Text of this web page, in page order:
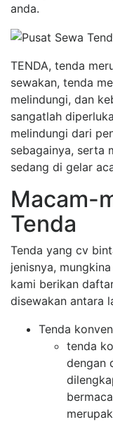
anda.
TENDA, tenda
sewakan, tenda
melindungi, dan
sangatlah
melindungi dari
sebagainya, serta
sedang di gelar
Macam-
Tenda
Tenda yang cv
jenisnya,
kami berikan
disewakan antara
Tenda
tenda
dengan